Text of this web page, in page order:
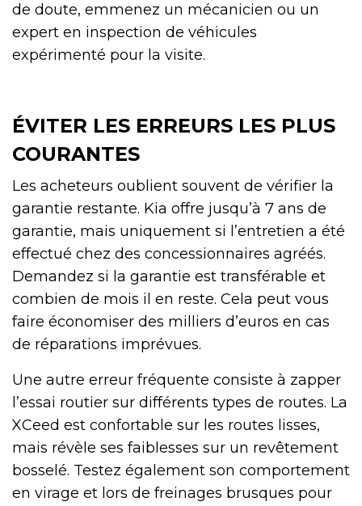
de doute, emmenez un mécanicien ou un
expert en inspection de véhicules
expérimenté pour la visite.
ÉVITER LES ERREURS LES PLUS
COURANTES
Les acheteurs oublient souvent de vérifier la
garantie restante. Kia offre jusqu’à 7 ans de
garantie, mais uniquement si l’entretien a été
effectué chez des concessionnaires agréés.
Demandez si la garantie est transférable et
combien de mois il en reste. Cela peut vous
faire économiser des milliers d’euros en cas
de réparations imprévues.
Une autre erreur fréquente consiste à zapper
l’essai routier sur différents types de routes. La
XCeed est confortable sur les routes lisses,
mais révèle ses faiblesses sur un revêtement
bosselé. Testez également son comportement
en virage et lors de freinages brusques pour